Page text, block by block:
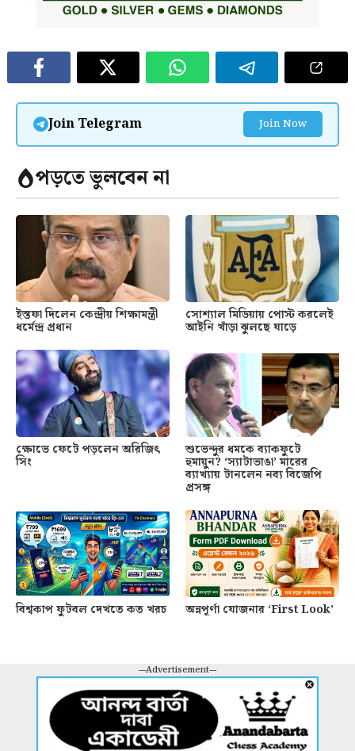
Join Telegram Join Now
পড়তে ভুলবেন না
ইস্তফা দিলেন কেন্দ্রীয় শিক্ষামন্ত্রী
ধর্মেন্দ্র প্রধান
সোশ্যাল মিডিয়ায় পোস্ট করলেই
আইনি খাঁড়া ঝুলছে ঘাড়ে
ক্ষোভে ফেটে পড়লেন অরিজিৎ
সিং
শুভেন্দুর ধমকে ব্যাকফুটে
হুমায়ুন? ‘স্যাটাভাঙা’ মারের
ব্যাখ্যায় টানলেন নব্য বিজেপি
প্রসঙ্গ
বিশ্বকাপ ফুটবল দেখতে কত খরচ অন্নপূর্ণা যোজনার ‘First Look’
---Advertisement---